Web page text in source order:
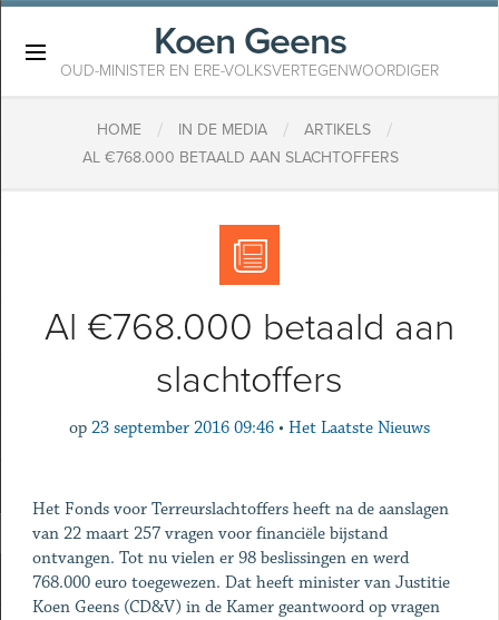
Koen Geens
OUD-MINISTER EN ERE-VOLKSVERTEGENWOORDIGER
HOME / IN DE MEDIA / ARTIKELS /
AL €768.000 BETAALD AAN SLACHTOFFERS
Al €768.000 betaald aan
slachtoffers
op 23 september 2016 09:46 • Het Laatste Nieuws
Het Fonds voor Terreurslachtoffers heeft na de aanslagen
van 22 maart 257 vragen voor financiële bijstand
ontvangen. Tot nu vielen er 98 beslissingen en werd
768.000 euro toegewezen. Dat heeft minister van Justitie
Koen Geens (CD&V) in de Kamer geantwoord op vragen